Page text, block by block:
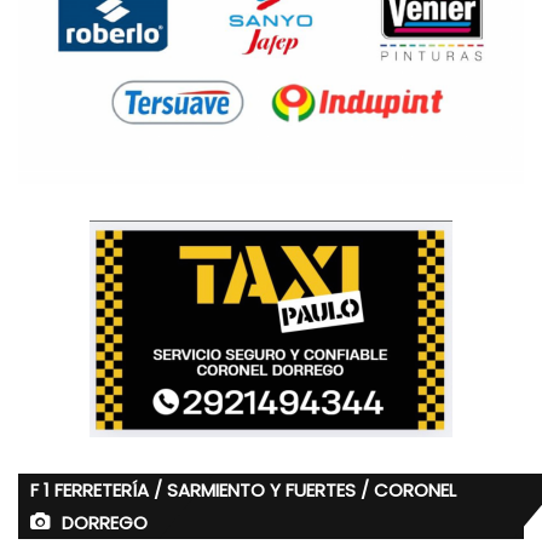
F 1 FERRETERÍA / SARMIENTO Y FUERTES / CORONEL
DORREGO